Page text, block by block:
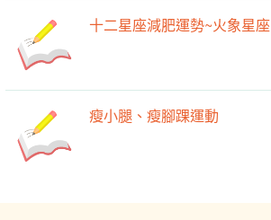
十二星座減肥運勢~火象星座
瘦小腿、瘦腳踝運動